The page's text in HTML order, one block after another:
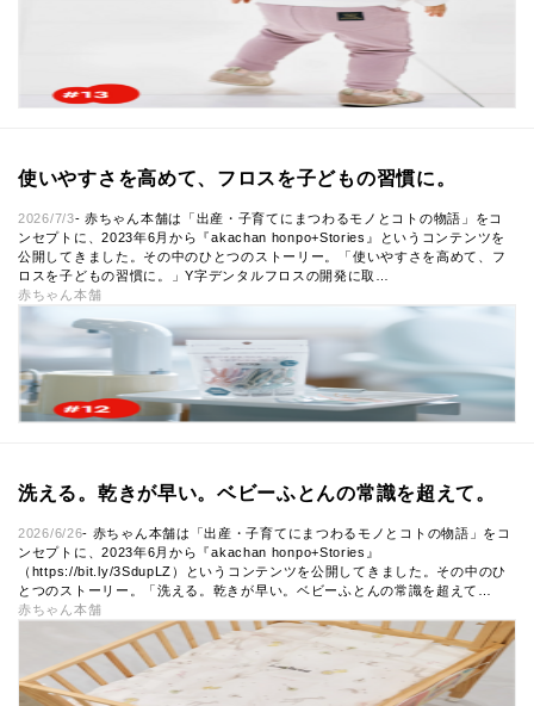
使いやすさを高めて、フロスを子どもの習慣に。
2026/7/3- 赤ちゃん本舗は「出産・子育てにまつわるモノとコトの物語」をコ
ンセプトに、2023年6月から『akachan honpo+Stories』というコンテンツを
公開してきました。その中のひとつのストーリー。「使いやすさを高めて、フ
ロスを子どもの習慣に。」Y字デンタルフロスの開発に取…
赤ちゃん本舗
洗える。乾きが早い。ベビーふとんの常識を超えて。
2026/6/26- 赤ちゃん本舗は「出産・子育てにまつわるモノとコトの物語」をコ
ンセプトに、2023年6月から『akachan honpo+Stories』
（https://bit.ly/3SdupLZ）というコンテンツを公開してきました。その中のひ
とつのストーリー。「洗える。乾きが早い。ベビーふとんの常識を超えて…
赤ちゃん本舗